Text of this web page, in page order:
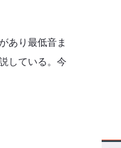
あり最低音ま
している。今